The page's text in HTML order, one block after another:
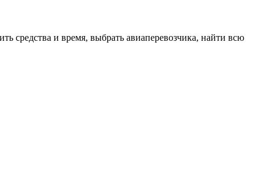
средства и время, выбрать авиаперевозчика, найти всю